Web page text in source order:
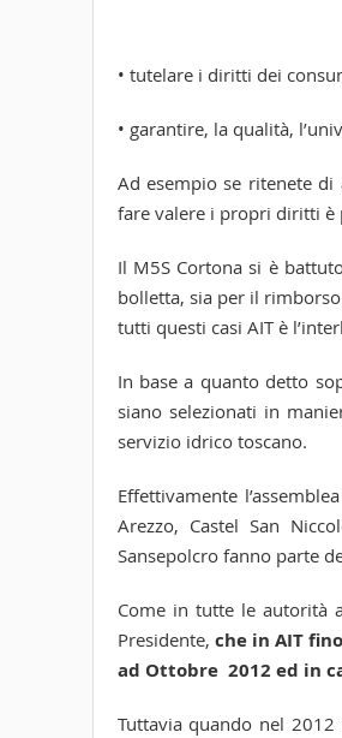
• tutelare i diritti dei
• garantire, la qualità,
Ad esempio se ritenete
fare valere i propri diritti è
Il M5S Cortona si è
bolletta, sia per il
tutti questi casi AIT è
In base a quanto detto
siano selezionati in
servizio idrico toscano.
Effettivamente
Arezzo, Castel San
Sansepolcro fanno parte
Come in tutte le autorità
Presidente, che in AIT
ad Ottobre 2012 ed in
Tuttavia quando nel